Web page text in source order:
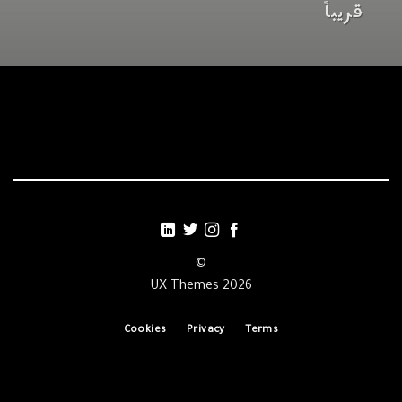
قريباً
©
2026 UX Themes
Terms
Privacy
Cookies